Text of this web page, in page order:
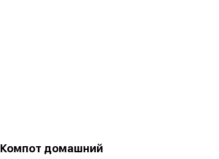
Компот домашний